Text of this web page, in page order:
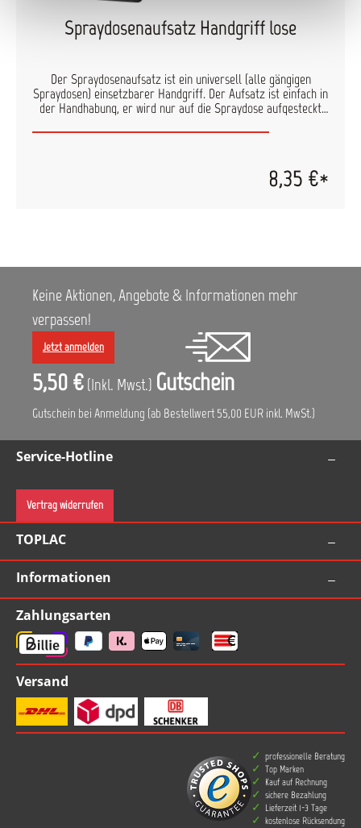
Spraydosenaufsatz Handgriff lose
Der Spraydosenaufsatz ist ein universell (alle gängigen
Spraydosen) einsetzbarer Handgriff. Der Aufsatz ist einfach in
der Handhabung, er wird nur auf die Spraydose aufgesteckt
werden. Die Vorteile im Überblick: die Sprühhilfe erleichtert
liegt sehr gut in der Hand und gibt dadurch Sicherheit beim
Lackieren Produkt ist aus Kunststoff und "Made in Germany"
8,35 €*
Keine Aktionen, Angebote & Informationen mehr
verpassen!
Jetzt anmelden
5,50 € (Inkl. Mwst.) Gutschein
Gutschein bei Anmeldung (ab Bestellwert 55,00 EUR inkl. MwSt.)
Service-Hotline
Vertrag widerrufen
TOPLAC
Informationen
Zahlungsarten
Versand
professionelle Beratung
Top Marken
Kauf auf Rechnung
sichere Bezahlung
Lieferzeit 1-3 Tage
kostenlose Rücksendung